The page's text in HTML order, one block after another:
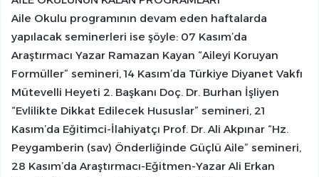
Aile Okulu programının devam eden haftalarda
yapılacak seminerleri ise şöyle: 07 Kasım’da
Araştırmacı Yazar Ramazan Kayan “Aileyi Koruyan
Formüller” semineri, 14 Kasım’da Türkiye Diyanet Vakfı
Mütevelli Heyeti 2. Başkanı Doç. Dr. Burhan İşliyen
“Evlilikte Dikkat Edilecek Hususlar” semineri, 21
Kasım’da Eğitimci-İlahiyatçı Prof. Dr. Ali Akpınar “Hz.
Peygamberin (sav) Önderliğinde Güçlü Aile” semineri,
28 Kasım’da Araştırmacı-Eğitmen-Yazar Ali Erkan